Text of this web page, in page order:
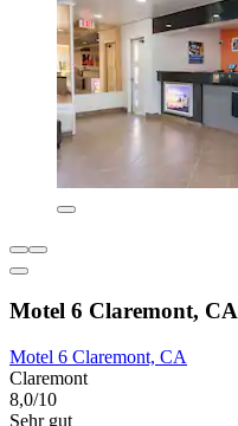
Motel 6 Claremont, CA
Motel 6 Claremont, CA
Claremont
8,0/10
Sehr gut